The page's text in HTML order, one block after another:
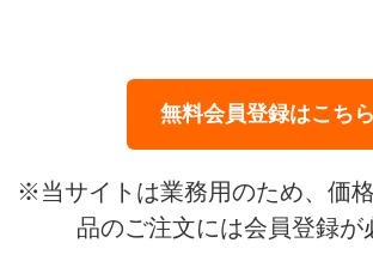
無料会員登録はこちら
※当サイトは業務用のため、価
品のご注文には会員登録が